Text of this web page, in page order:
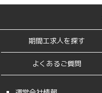
期間工求人を探す
よくあるご質問